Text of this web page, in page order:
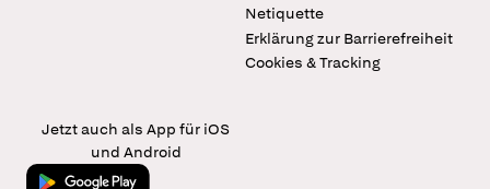
Netiquette
Erklärung zur Barrierefreiheit
Cookies & Tracking
Jetzt auch als App für iOS
und Android
Jetzt bei Google Play